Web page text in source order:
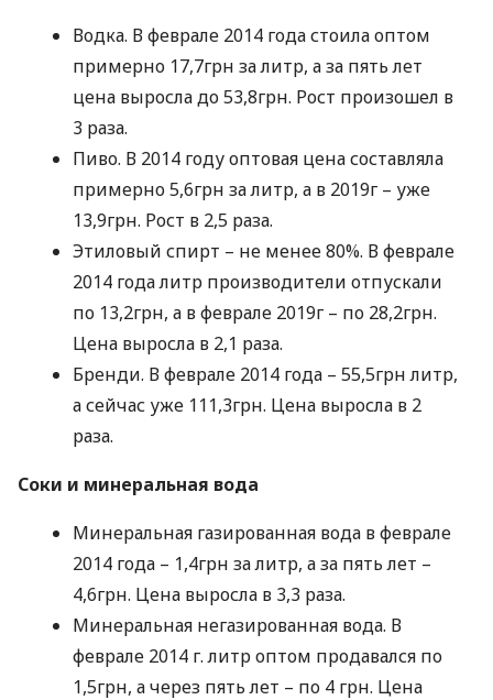
Водка. В феврале 2014 года стоила оптом
примерно 17,7грн за литр, а за пять лет
цена выросла до 53,8грн. Рост произошел в
3 раза.
Пиво. В 2014 году оптовая цена составляла
примерно 5,6грн за литр, а в 2019г – уже
13,9грн. Рост в 2,5 раза.
Этиловый спирт – не менее 80%. В феврале
2014 года литр производители отпускали
по 13,2грн, а в феврале 2019г – по 28,2грн.
Цена выросла в 2,1 раза.
Бренди. В феврале 2014 года – 55,5грн литр,
а сейчас уже 111,3грн. Цена выросла в 2
раза.
Соки и минеральная вода
Минеральная газированная вода в феврале
2014 года – 1,4грн за литр, а за пять лет –
4,6грн. Цена выросла в 3,3 раза.
Минеральная негазированная вода. В
феврале 2014 г. литр оптом продавался по
1,5грн, а через пять лет – по 4 грн. Цена